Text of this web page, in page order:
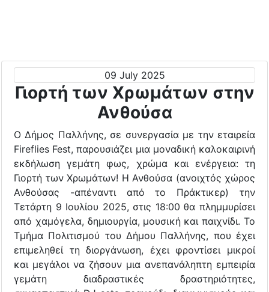
09 July 2025
Γιορτή των Χρωμάτων στην
Ανθούσα
Ο Δήμος Παλλήνης, σε συνεργασία με την εταιρεία
Fireflies Fest, παρουσιάζει μια μοναδική καλοκαιρινή
εκδήλωση γεμάτη φως, χρώμα και ενέργεια: τη
Γιορτή των Χρωμάτων! Η Ανθούσα (ανοιχτός χώρος
Ανθούσας -απέναντι από το Πράκτικερ) την
Τετάρτη 9 Ιουλίου 2025, στις 18:00 θα πλημμυρίσει
από χαμόγελα, δημιουργία, μουσική και παιχνίδι. Το
Τμήμα Πολιτισμού του Δήμου Παλλήνης, που έχει
επιμεληθεί τη διοργάνωση, έχει φροντίσει μικροί
και μεγάλοι να ζήσουν μια ανεπανάληπτη εμπειρία
γεμάτη διαδραστικές δραστηριότητες,